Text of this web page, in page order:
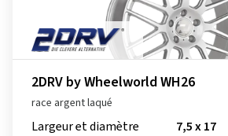
2DRV by Wheelworld WH26
race argent laqué
Largeur et diamètre
7,5 x 17